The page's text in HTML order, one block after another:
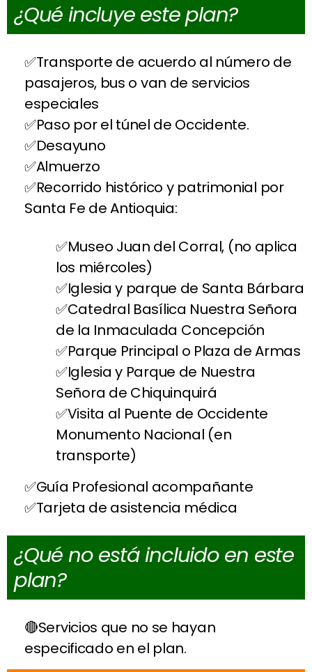
¿Qué incluye este plan?
Transporte de acuerdo al número de
pasajeros, bus o van de servicios
especiales
Paso por el túnel de Occidente.
Desayuno
Almuerzo
Recorrido histórico y patrimonial por
Santa Fe de Antioquia:
Museo Juan del Corral, (no aplica
los miércoles)
Iglesia y parque de Santa Bárbara
Catedral Basílica Nuestra Señora
de la Inmaculada Concepción
Parque Principal o Plaza de Armas
Iglesia y Parque de Nuestra
Señora de Chiquinquirá
Visita al Puente de Occidente
Monumento Nacional (en
transporte)
Guía Profesional acompañante
Tarjeta de asistencia médica
¿Qué no está incluido en este
plan?
Servicios que no se hayan
especificado en el plan.